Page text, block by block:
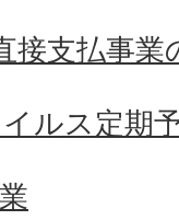
接支払事業
ルス定期